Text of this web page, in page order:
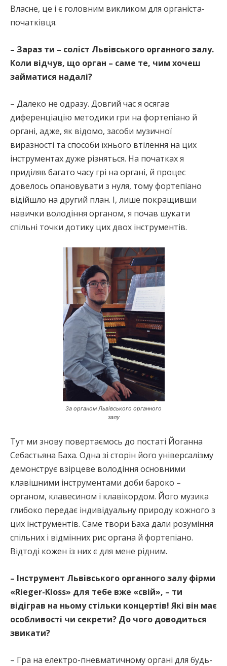
Власне, це і є головним викликом для органіста-
початківця.
– Зараз ти – соліст Львівського органного залу.
Коли відчув, що орган – саме те, чим хочеш
займатися надалі?
– Далеко не одразу. Довгий час я осягав
диференціацію методики гри на фортепіано й
органі, адже, як відомо, засоби музичної
виразності та способи їхнього втілення на цих
інструментах дуже різняться. На початках я
приділяв багато часу грі на органі, й процес
довелось опановувати з нуля, тому фортепіано
відійшло на другий план. І, лише покращивши
навички володіння органом, я почав шукати
спільні точки дотику цих двох інструментів.
За органом Львівського органного
залу
Тут ми знову повертаємось до постаті Йоганна
Себастьяна Баха. Одна зі сторін його універсалізму
демонструє взірцеве володіння основними
клавішними інструментами доби бароко –
органом, клавесином і клавікордом. Його музика
глибоко передає індивідуальну природу кожного з
цих інструментів. Саме твори Баха дали розуміння
спільних і відмінних рис органа й фортепіано.
Відтоді кожен із них є для мене рідним.
– Інструмент Львівського органного залу фірми
«Rieger-Kloss» для тебе вже «свій», – ти
відіграв на ньому стільки концертів! Які він має
особливості чи секрети? До чого доводиться
звикати?
– Гра на електро-пневматичному органі для будь-